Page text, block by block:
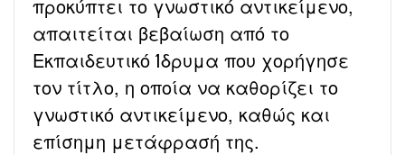
προκύπτει το γνωστικό αντικείμενο,
απαιτείται βεβαίωση από το
Εκπαιδευτικό Ίδρυμα που χορήγησε
τον τίτλο, η οποία να καθορίζει το
γνωστικό αντικείμενο, καθώς και
επίσημη μετάφρασή της.